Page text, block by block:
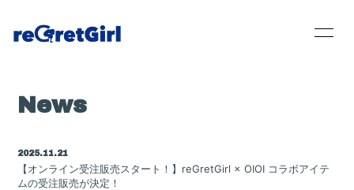
News
News
2025.11.21
【オンライン受注販売スタート！】reGretGirl × OIOI コラボアイテ
ムの受注販売が決定！